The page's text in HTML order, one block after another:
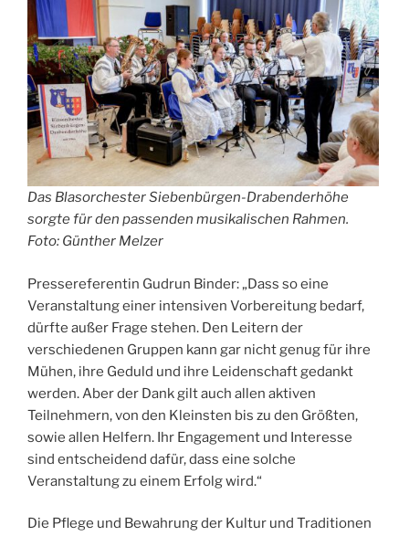
Das Blasorchester Siebenbürgen-Drabenderhöhe
sorgte für den passenden musikalischen Rahmen.
Foto: Günther Melzer
Pressereferentin Gudrun Binder: „Dass so eine
Veranstaltung einer intensiven Vorbereitung bedarf,
dürfte außer Frage stehen. Den Leitern der
verschiedenen Gruppen kann gar nicht genug für ihre
Mühen, ihre Geduld und ihre Leidenschaft gedankt
werden. Aber der Dank gilt auch allen aktiven
Teilnehmern, von den Kleinsten bis zu den Größten,
sowie allen Helfern. Ihr Engagement und Interesse
sind entscheidend dafür, dass eine solche
Veranstaltung zu einem Erfolg wird.“
Die Pflege und Bewahrung der Kultur und Traditionen